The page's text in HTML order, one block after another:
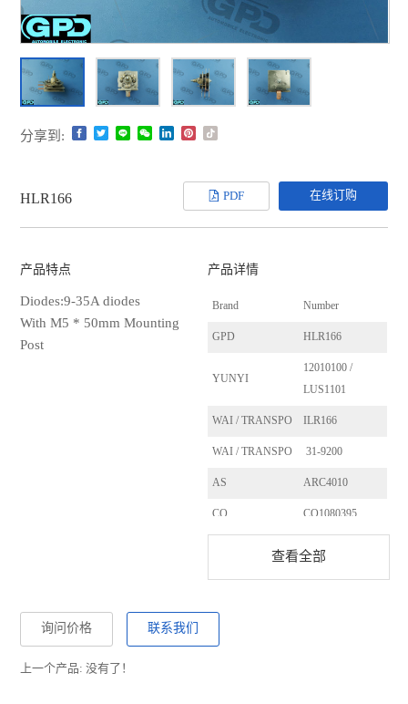
分享到:
HLR166 PDF 在线订购
产品特点
Diodes:9-35A diodes
With M5 * 50mm Mounting
Post
产品详情
Brand Number
GPD HLR166
YUNYI
12010100 /
LUS1101
WAI / TRANSPO ILR166
WAI / TRANSPO 31-9200
AS ARC4010
CQ CQ1080395
查看全部
询问价格 联系我们
上一个产品: 没有了！